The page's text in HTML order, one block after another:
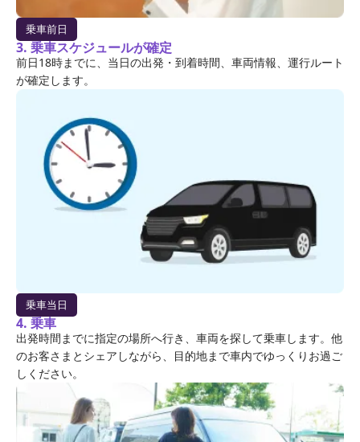
乗車前日
3. 乗車スケジュールが確定
前日18時までに、当日の出発・到着時間、車両情報、運行ルート
が確定します。
乗車当日
4. 乗車
出発時間までに指定の場所へ行き、車両を探して乗車します。他
のお客さまとシェアしながら、目的地まで車内でゆっくりお過ご
しください。